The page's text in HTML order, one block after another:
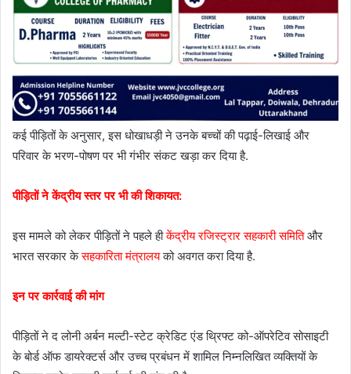
कई पीड़ितों के अनुसार, इस धोखाधड़ी ने उनके बच्चों की पढ़ाई-लिखाई और
परिवार के भरण-पोषण पर भी गंभीर संकट खड़ा कर दिया है.
पीड़ितों ने केंद्रीय स्तर पर भी की शिकायत:
इस मामले को लेकर पीड़ितों ने पहले हीकेंद्रीय रजिस्ट्रार सहकारी समितिऔर
भारत सरकार केसहकारिता मंत्रालयको अवगत करा दिया है.
इन पर कार्रवाई की मांग
पीड़ितों ने द लोनी अर्बन मल्टी-स्टेट क्रेडिट एंड थ्रिफ्ट को-ऑपरेटिव सोसाइटी
के बोर्ड ऑफ डायरेक्टर्स और उच्च प्रबंधन में शामिल निम्नलिखित व्यक्तियों के